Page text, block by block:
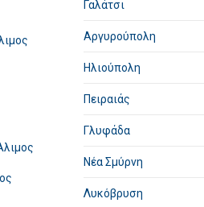
Γαλάτσι
Αργυρούπολη
Ηλιούπολη
Πειραιάς
Γλυφάδα
Νέα Σμύρνη
Λυκόβρυση